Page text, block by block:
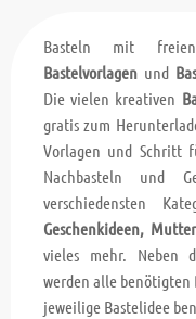
Basteln mit
Bastelvorlagen und
Die vielen kreativen
gratis zum
Vorlagen und Schritt
Nachbasteln und
verschiedensten
Geschenkideen,
vieles mehr. Neben
werden alle
jeweilige Bastelidee